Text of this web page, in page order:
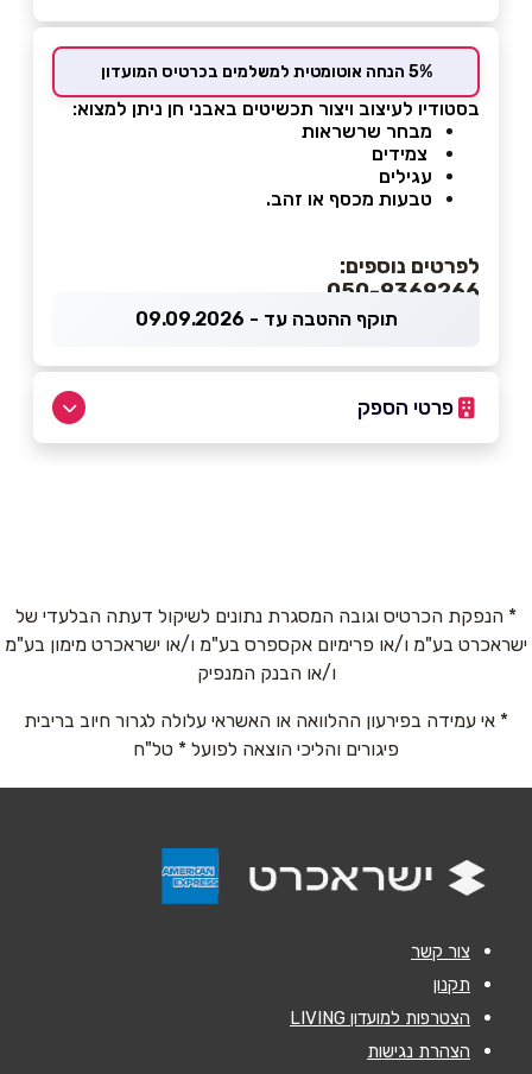
5% הנחה אוטומטית למשלמים בכרטיס המועדון
בסטודיו לעיצוב ויצור תכשיטים באבני חן ניתן למצוא:
מבחר שרשראות
צמידים
עגילים
טבעות מכסף או זהב.
לפרטים נוספים:
050-9369266
תוקף ההטבה עד - 09.09.2026
פרטי הספק
שם מלא*
טלפון*
נושא*
הודעה
* הנפקת הכרטיס וגובה המסגרת נתונים לשיקול דעתה הבלעדי של
ישראכרט בע"מ ו/או פרימיום אקספרס בע"מ ו/או ישראכרט מימון בע"מ
ו/או הבנק המנפיק
* אי עמידה בפירעון ההלוואה או האשראי עלולה לגרור חיוב בריבית
פיגורים והליכי הוצאה לפועל * טל"ח
צור קשר
תקנון
הצטרפות למועדון LIVING
הצהרת נגישות